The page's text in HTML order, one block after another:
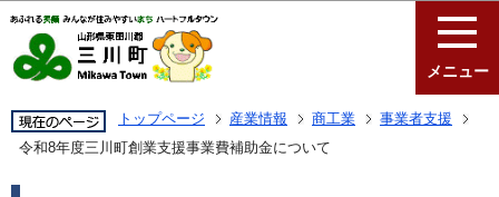
メニュー
トップページ 産業情報 商工業
事業者支援
令和8年度三川町創業支援事業費補助金について